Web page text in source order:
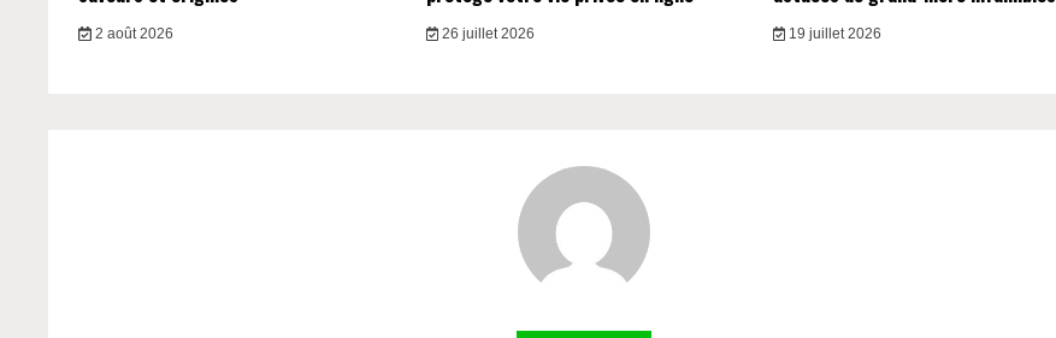
2 août 2026 26 juillet 2026 19 juillet 2026